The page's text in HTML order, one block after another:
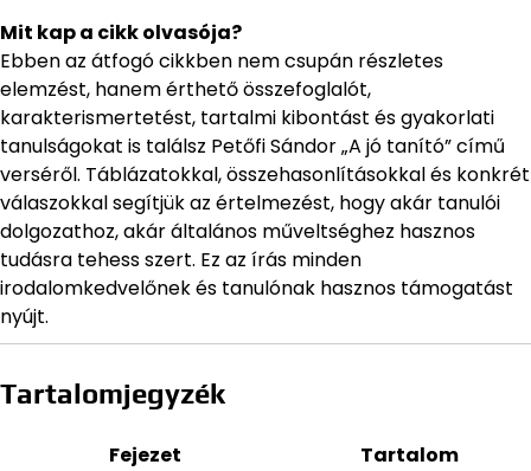
Mit kap a cikk olvasója?
Ebben az átfogó cikkben nem csupán részletes
elemzést, hanem érthető összefoglalót,
karakterismertetést, tartalmi kibontást és gyakorlati
tanulságokat is találsz Petőfi Sándor „A jó tanító” című
verséről. Táblázatokkal, összehasonlításokkal és konkrét
válaszokkal segítjük az értelmezést, hogy akár tanulói
dolgozathoz, akár általános műveltséghez hasznos
tudásra tehess szert. Ez az írás minden
irodalomkedvelőnek és tanulónak hasznos támogatást
nyújt.
Tartalomjegyzék
Fejezet
Tartalom